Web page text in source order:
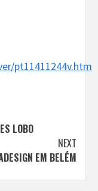
pt11411244v.htm
LOBO
NEXT
EM BELÉM